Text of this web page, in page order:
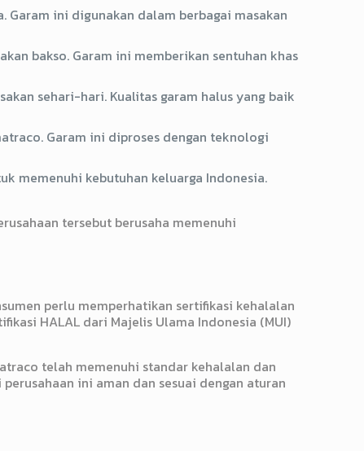
Garam ini digunakan dalam berbagai masakan
bakso. Garam ini memberikan sentuhan khas
sehari-hari. Kualitas garam halus yang baik
Garam ini diproses dengan teknologi
memenuhi kebutuhan keluarga Indonesia.
tersebut berusaha memenuhi
perlu memperhatikan sertifikasi kehalalan
HALAL dari Majelis Ulama Indonesia (MUI)
telah memenuhi standar kehalalan dan
ini aman dan sesuai dengan aturan